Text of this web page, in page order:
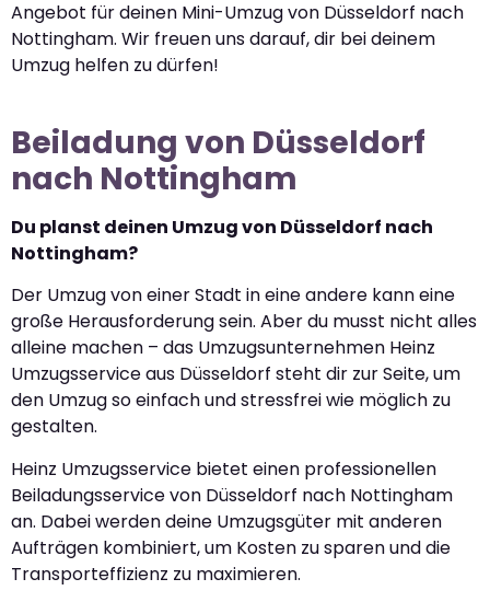
Angebot für deinen Mini-Umzug von Düsseldorf nach
Nottingham. Wir freuen uns darauf, dir bei deinem
Umzug helfen zu dürfen!
Beiladung von Düsseldorf
nach Nottingham
Du planst deinen Umzug von Düsseldorf nach
Nottingham?
Der Umzug von einer Stadt in eine andere kann eine
große Herausforderung sein. Aber du musst nicht alles
alleine machen – das Umzugsunternehmen Heinz
Umzugsservice aus Düsseldorf steht dir zur Seite, um
den Umzug so einfach und stressfrei wie möglich zu
gestalten.
Heinz Umzugsservice bietet einen professionellen
Beiladungsservice von Düsseldorf nach Nottingham
an. Dabei werden deine Umzugsgüter mit anderen
Aufträgen kombiniert, um Kosten zu sparen und die
Transporteffizienz zu maximieren.